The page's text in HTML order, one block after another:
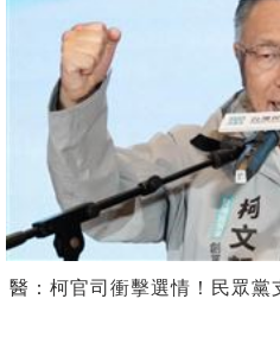
醫：柯官司衝擊選情！民眾黨